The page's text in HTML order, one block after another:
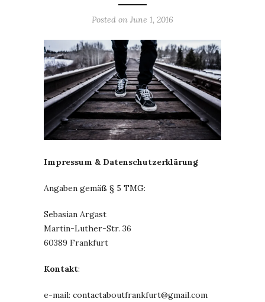
Posted on June 1, 2016
Impressum & Datenschutzerklärung
Angaben gemäß § 5 TMG:
Sebasian Argast
Martin-Luther-Str. 36
60389 Frankfurt
Kontakt:
e-mail: contactaboutfrankfurt@gmail.com